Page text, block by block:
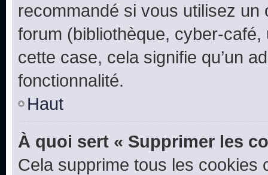
recommandé si vous utilisez
forum (bibliothèque, cyber-
cette case, cela signifie qu’un
fonctionnalité.
Haut
À quoi sert « Supprimer les
Cela supprime tous les cookies